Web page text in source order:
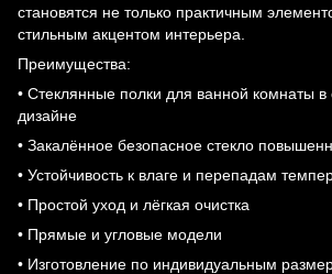
становятся не только практичным
стильным акцентом интерьера.
Преимущества:
• Стеклянные полки для ванной комнаты
дизайне
• Закалённое безопасное стекло
• Устойчивость к влаге и перепадам
• Простой уход и лёгкая очистка
• Прямые и угловые модели
• Изготовление по индивидуальным